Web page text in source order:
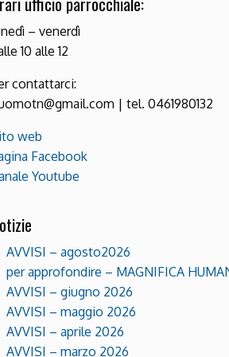
– venerdì
10 alle 12
contattarci:
| tel. 0461980132
web
Facebook
Youtube
AVVISI – agosto2026
per approfondire – MAGNIFICA
AVVISI – giugno 2026
AVVISI – maggio 2026
AVVISI – aprile 2026
AVVISI – marzo 2026